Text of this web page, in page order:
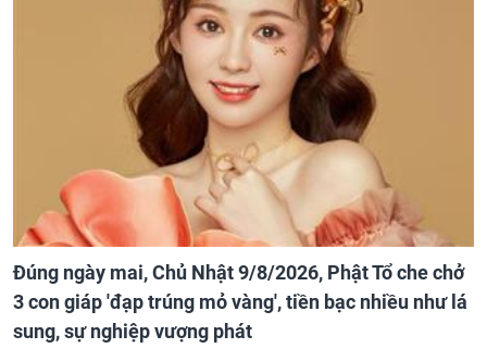
Đúng ngày mai, Chủ Nhật 9/8/2026, Phật Tổ che chở
3 con giáp 'đạp trúng mỏ vàng', tiền bạc nhiều như lá
sung, sự nghiệp vượng phát